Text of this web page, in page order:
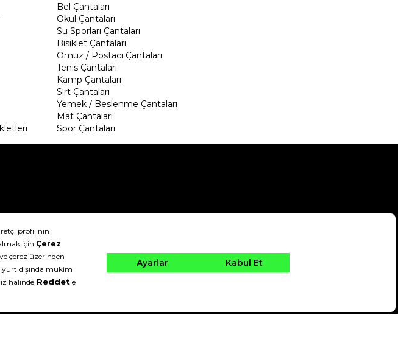
Bel Çantaları
Okul Çantaları
Su Sporları Çantaları
Bisiklet Çantaları
Omuz / Postacı Çantaları
Tenis Çantaları
Kamp Çantaları
Sırt Çantaları
Yemek / Beslenme Çantaları
Mat Çantaları
Spor Çantaları